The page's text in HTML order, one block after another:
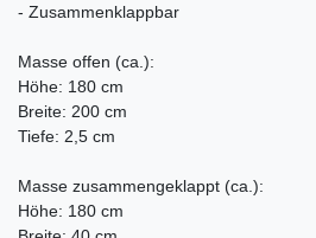
- Zusammenklappbar
Masse offen (ca.):
Höhe: 180 cm
Breite: 200 cm
Tiefe: 2,5 cm
Masse zusammengeklappt (ca.):
Höhe: 180 cm